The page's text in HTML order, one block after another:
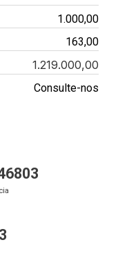
1.000,00
163,00
1.219.000,00
Consulte-nos
3